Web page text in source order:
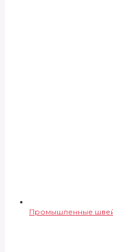
Промышленные